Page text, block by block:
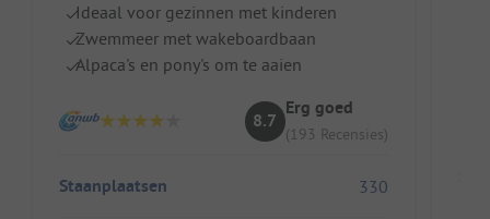
Ideaal voor gezinnen met kinderen
Zwemmeer met wakeboardbaan
Alpaca's en pony's om te aaien
8.7
Erg goed
(193 Recensies)
Staanplaatsen 330